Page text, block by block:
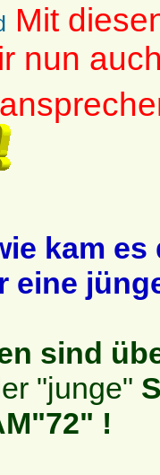
Mit
nun
kam
eine
sind
"junge"
!